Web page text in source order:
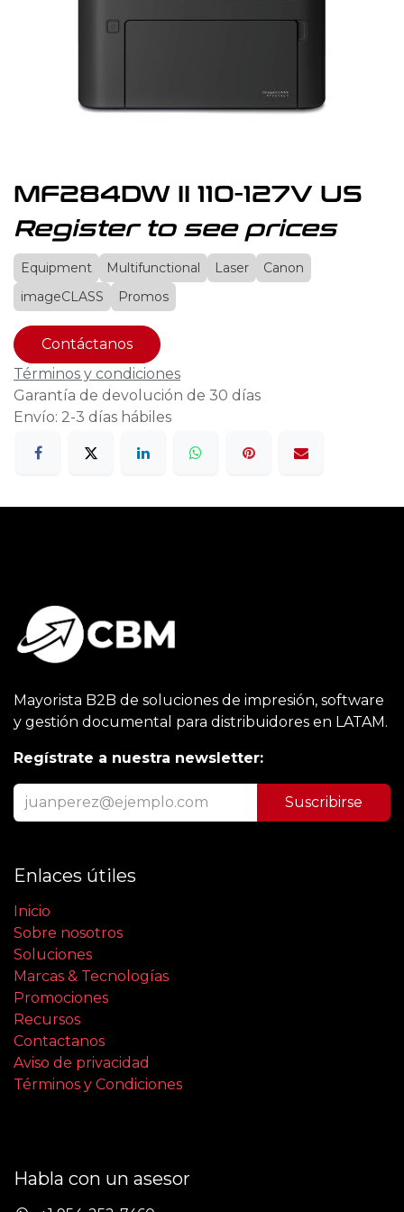
MF284DW II 110-127V US
Register to see prices
Equipment Multifunctional Laser
Canon
imageCLASS
Promos
Contáctanos
Términos y condiciones
Garantía de devolución de 30 días
Envío: 2-3 días hábiles
Mayorista B2B de soluciones de impresión, software
y gestión documental para distribuidores en LATAM.
Regístrate a nuestra newsletter:
Suscribirse
Enlaces útiles
Inicio
Sobre nosotros
Soluciones
Marcas & Tecnologías
Promociones
Recursos
Contactanos
Aviso de privacidad
Términos y Condiciones
Habla con un asesor